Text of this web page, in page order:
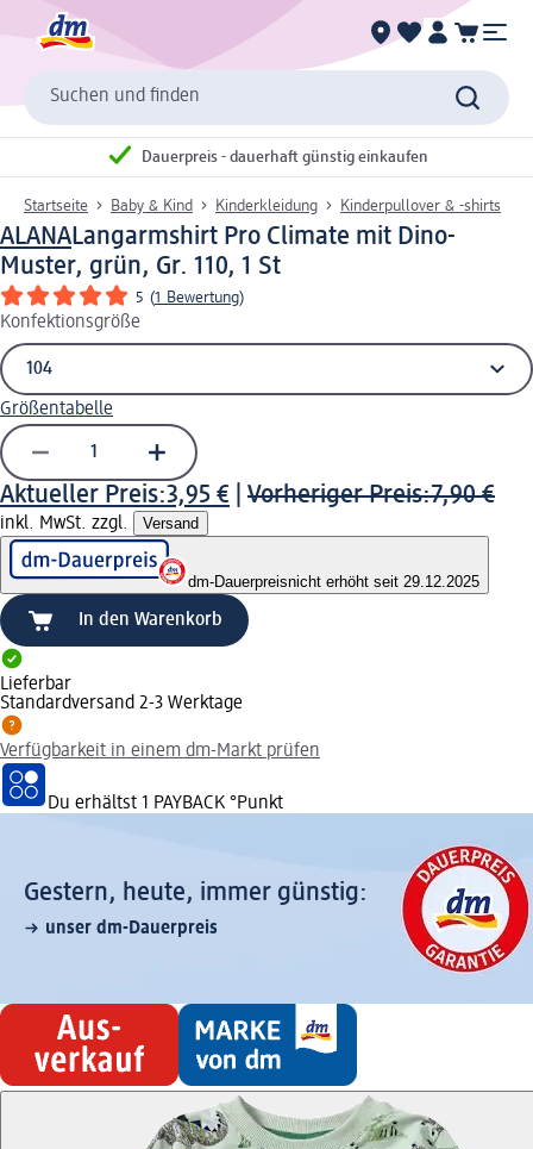
Suchen und finden
Dauerpreis - dauerhaft günstig einkaufen
Startseite Baby & Kind Kinderkleidung Kinderpullover & -shirts
ALANALangarmshirt Pro Climate mit Dino-
Muster, grün, Gr. 110, 1 St
5 (1 Bewertung)
Konfektionsgröße
Größentabelle
Aktueller Preis:3,95 € Vorheriger Preis:7,90 €
inkl. MwSt. zzgl. Versand
dm-Dauerpreisnicht erhöht seit 29.12.2025
In den Warenkorb
Lieferbar
Standardversand 2-3 Werktage
Verfügbarkeit in einem dm-Markt prüfen
Du erhältst 1 PAYBACK °Punkt
Gestern, heute, immer günstig:
unser dm-Dauerpreis